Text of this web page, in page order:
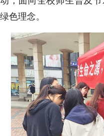
绿色理念。